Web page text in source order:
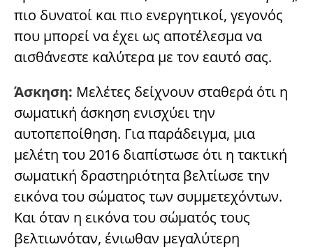
πιο δυνατοί και πιο ενεργητικοί, γεγονός
που μπορεί να έχει ως αποτέλεσμα να
αισθάνεστε καλύτερα με τον εαυτό σας.
Άσκηση: Μελέτες δείχνουν σταθερά ότι η
σωματική άσκηση ενισχύει την
αυτοπεποίθηση. Για παράδειγμα, μια
μελέτη του 2016 διαπίστωσε ότι η τακτική
σωματική δραστηριότητα βελτίωσε την
εικόνα του σώματος των συμμετεχόντων.
Και όταν η εικόνα του σώματός τους
βελτιωνόταν, ένιωθαν μεγαλύτερη